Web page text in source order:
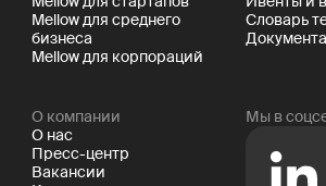
Mellow для среднего
бизнеса
Mellow для корпораций
Словарь
О компании
О нас
Пресс-центр
Вакансии
Мы в